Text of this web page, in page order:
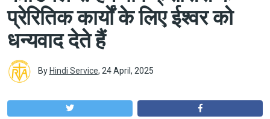
प्रेरितिक कार्यों के लिए ईश्वर को
धन्यवाद देते हैं
By Hindi Service, 24 April, 2025